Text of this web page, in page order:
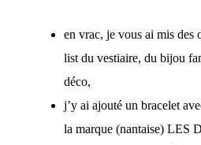
en vrac, je vous ai mis des
list du vestiaire, du bijou
déco,
j’y ai ajouté un bracelet
la marque (nantaise)